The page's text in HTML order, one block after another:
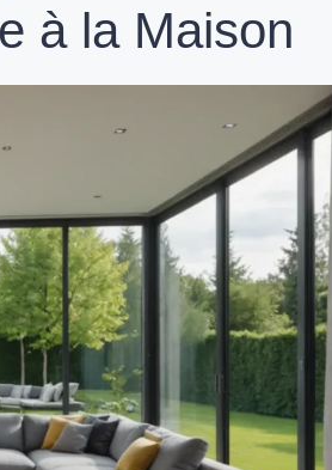
à la Maison